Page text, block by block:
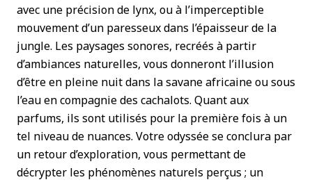
avec une précision de lynx, ou à l’imperceptible
mouvement d’un paresseux dans l’épaisseur de la
jungle. Les paysages sonores, recréés à partir
d’ambiances naturelles, vous donneront l’illusion
d’être en pleine nuit dans la savane africaine ou sous
l’eau en compagnie des cachalots. Quant aux
parfums, ils sont utilisés pour la première fois à un
tel niveau de nuances. Votre odyssée se conclura par
un retour d’exploration, vous permettant de
décrypter les phénomènes naturels perçus ; un